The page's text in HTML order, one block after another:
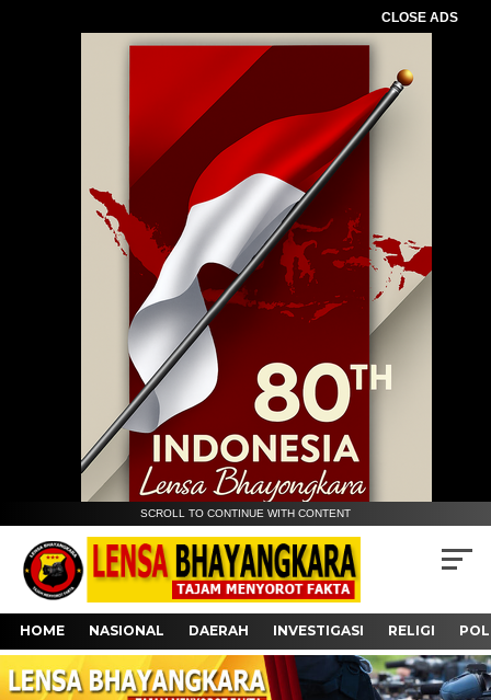
CLOSE ADS
SCROLL TO CONTINUE WITH CONTENT
HOME NASIONAL DAERAH INVESTIGASI RELIGI